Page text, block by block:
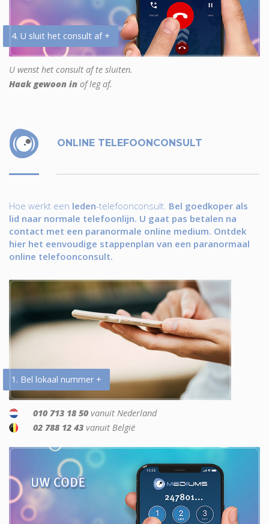
4. U sluit het consult af +
U wenst het consult af te sluiten.
Haak gewoon in of leg af.
ONLINE TELEFOONCONSULT
Hoe werkt een leden-telefoonconsult. Bel goedkoper als
lid naar normale telefoonlijn. U gaat pas betalen na
contact met een paranormale online medium. Ontdek
hier het eenvoudige stappenplan van een paranormaal
online telefoonconsult.
1. Bel lokaal nummer +
010 713 18 50 vanuit Nederland
02 788 12 43 vanuit België